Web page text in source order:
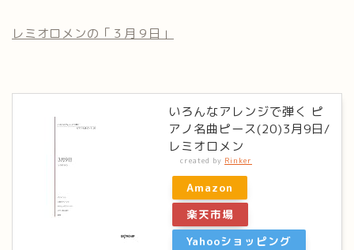
レミオロメンの「３月９日」
いろんなアレンジで弾く ピ
アノ名曲ピース(20)3月9日/
レミオロメン
created by Rinker
Amazon
楽天市場
Yahooショッピング